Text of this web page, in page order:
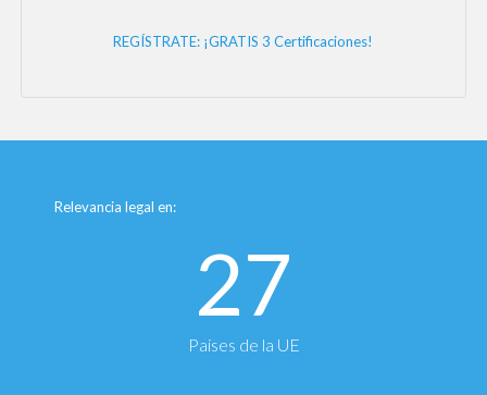
REGÍSTRATE: ¡GRATIS 3 Certificaciones!
Relevancia legal en:
27
Paises de la UE